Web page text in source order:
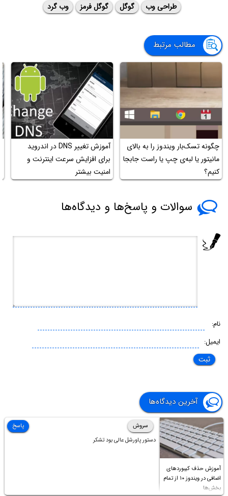
طراحی وب
گوگل گوگل فرمز وب گرد
مطالب مرتبط
چگونه تسک‌بار ویندوز را به بالای
مانیتور یا لبه‌ی چپ یا راست جابجا
کنیم؟
آموزش تغییر DNS در اندروید
برای افزایش سرعت اینترنت و
امنیت بیشتر
سوالات و پاسخ‌ها و دیدگاه‌ها
نام:
ایمیل:
آخرین دیدگاه‌ها
آموزش حذف کیبوردهای
اضافی در ویندوز ۱۰ از تمام
بخش‌ها
سروش
دستور پاورشل عالی بود تشکر
پاسخ